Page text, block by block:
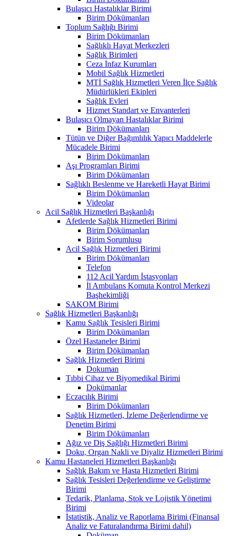
Bulaşıcı Hastalıklar Birimi
Birim Dökümanları
Toplum Sağlığı Birimi
Birim Dökümanları
Sağlıklı Hayat Merkezleri
Sağlık Birimleri
Ceza İnfaz Kurumları
Mobil Sağlık Hizmetleri
MTİ Sağlık Hizmetleri Veren İlçe Sağlık
Müdürlükleri Ekipleri
Sağlık Evleri
Hizmet Standart ve Envanterleri
Bulaşıcı Olmayan Hastalıklar Birimi
Birim Dökümanları
Tütün ve Diğer Bağımlılık Yapıcı Maddelerle
Mücadele Birimi
Birim Dökümanları
Aşı Programları Birimi
Birim Dökümanları
Sağlıklı Beslenme ve Hareketli Hayat Birimi
Birim Dökümanları
Videolar
Acil Sağlık Hizmetleri Başkanlığı
Afetlerde Sağlık Hizmetleri Birimi
Birim Dökümanları
Birim Sorumlusu
Acil Sağlık Hizmetleri Birimi
Birim Dökümanları
Telefon
112 Acil Yardım İstasyonları
İl Ambulans Komuta Kontrol Merkezi
Başhekimliği
SAKOM Birimi
Sağlık Hizmetleri Başkanlığı
Kamu Sağlık Tesisleri Birimi
Birim Dökümanları
Özel Hastaneler Birimi
Birim Dökümanları
Sağlık Hizmetleri Birimi
Dokuman
Tıbbi Cihaz ve Biyomedikal Birimi
Dokümanlar
Eczacılık Birimi
Birim Dökümanları
Sağlık Hizmetleri, İzleme Değerlendirme ve
Denetim Birimi
Birim Dökümanları
Ağız ve Diş Sağlığı Hizmetleri Birimi
Doku, Organ Nakli ve Diyaliz Hizmetleri Birimi
Kamu Hastaneleri Hizmetleri Başkanlığı
Sağlık Bakım ve Hasta Hizmetleri Birimi
Sağlık Tesisleri Değerlendirme ve Geliştirme
Birimi
Tedarik, Planlama, Stok ve Lojistik Yönetimi
Birimi
İstatistik, Analiz ve Raporlama Birimi (Finansal
Analiz ve Faturalandırma Birimi dahil)